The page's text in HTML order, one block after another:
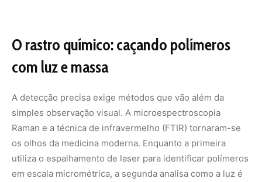
O rastro químico: caçando polímeros
com luz e massa
A detecção precisa exige métodos que vão além da
simples observação visual. A microespectroscopia
Raman e a técnica de infravermelho (FTIR) tornaram-se
os olhos da medicina moderna. Enquanto a primeira
utiliza o espalhamento de laser para identificar polímeros
em escala micrométrica, a segunda analisa como a luz é